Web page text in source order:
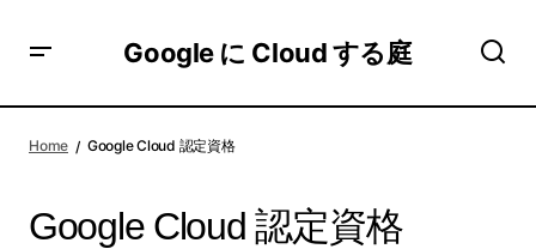
Google に Cloud する庭
Home Google Cloud 認定資格
Google Cloud 認定資格